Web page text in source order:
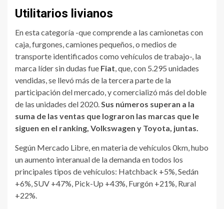
Utilitarios livianos
En esta categoría -que comprende a las camionetas con
caja, furgones, camiones pequeños, o medios de
transporte identificados como vehículos de trabajo-, la
marca líder sin dudas fue Fiat , que, con 5.295 unidades
vendidas, se llevó más de la tercera parte de la
participación del mercado, y comercializó más del doble
de las unidades del 2020. Sus números superan a la
suma de las ventas que lograron las marcas que le
siguen en el ranking, Volkswagen y Toyota, juntas.
Según Mercado Libre, en materia de vehículos 0km, hubo
un aumento interanual de la demanda en todos los
principales tipos de vehículos: Hatchback +5%, Sedán
+6%, SUV +47%, Pick-Up +43%, Furgón +21%, Rural
+22%.